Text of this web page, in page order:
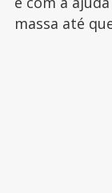
massa até